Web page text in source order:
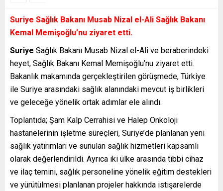
Suriye Sağlık Bakanı Musab Nizal el-Ali Sağlık Bakanı
Kemal Memişoğlu’nu ziyaret etti.
Suriye Sağlık Bakanı Musab Nizal el-Ali ve beraberindeki
heyet, Sağlık Bakanı Kemal Memişoğlu’nu ziyaret etti.
Bakanlık makamında gerçekleştirilen görüşmede, Türkiye
ile Suriye arasındaki sağlık alanındaki mevcut iş birlikleri
ve geleceğe yönelik ortak adımlar ele alındı.
Toplantıda; Şam Kalp Cerrahisi ve Halep Onkoloji
hastanelerinin işletme süreçleri, Suriye’de planlanan yeni
sağlık yatırımları ve sunulan sağlık hizmetleri kapsamlı
olarak değerlendirildi. Ayrıca iki ülke arasında tıbbi cihaz
ve ilaç temini, sağlık personeline yönelik eğitim destekleri
ve yürütülmesi planlanan projeler hakkında istişarelerde